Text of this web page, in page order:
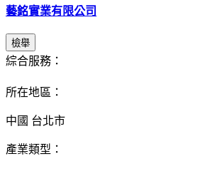
藝銘實業有限公司
檢舉
綜合服務：
所在地區：
中國 台北市
產業類型：